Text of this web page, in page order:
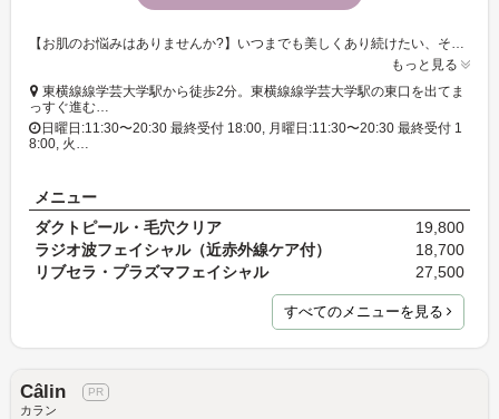
【お肌のお悩みはありませんか?】いつまでも美しくあり続けたい、そんな想いを抱えた大人女性を応援♪エステ歴21年の熟練スタップが、美しく歳を重ねるお手伝いをいたします。
もっと見る
東横線線学芸大学駅から徒歩2分。東横線線学芸大学駅の東口を出てま
っすぐ進む…
日曜日:11:30〜20:30 最終受付 18:00, 月曜日:11:30〜20:30 最終受付 1
8:00, 火…
メニュー
ダクトピール・毛穴クリア
19,800
ラジオ波フェイシャル（近赤外線ケア付）
18,700
リブセラ・プラズマフェイシャル
27,500
すべてのメニューを見る
Câlin
カラン